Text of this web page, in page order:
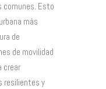
comunes. Esto
más
de
de movilidad
crear
resilientes y